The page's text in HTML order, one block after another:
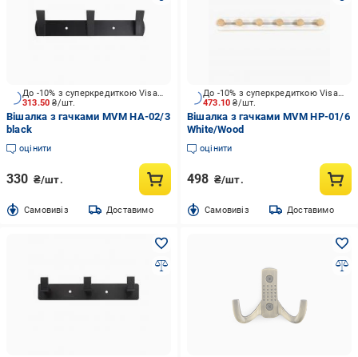
313.50₴/шт.
До -10% з суперкредиткою Visa Вигода
Вішалка з гачками MVM HA-02/3
black
оцінити
330 ₴/шт.
Cамовивіз Доставимо
473.10₴/шт.
До -10% з суперкредиткою Visa Вигода
Вішалка з гачками MVM HP-01/6
White/Wood
оцінити
498 ₴/шт.
Cамовивіз Доставимо